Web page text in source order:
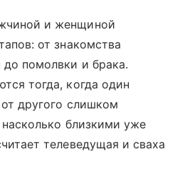
и женщиной
от знакомства
помолвки и брака.
тогда, когда один
другого слишком
близкими уже
телеведущая и сваха